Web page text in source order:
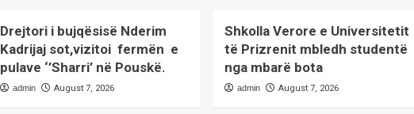
Drejtori i bujqësisë Nderim
Kadrijaj sot,vizitoi fermën e
pulave ‘’Sharri’ në Pouskë.
admin August 7, 2026
Shkolla Verore e Universitetit
të Prizrenit mbledh studentë
nga mbarë bota
admin August 7, 2026